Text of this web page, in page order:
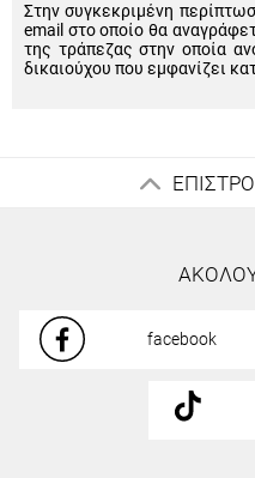
Στην συγκεκριμένη
email στο οποίο θα
της τράπεζας στην οποία
δικαιούχου που εμφανίζει
facebook